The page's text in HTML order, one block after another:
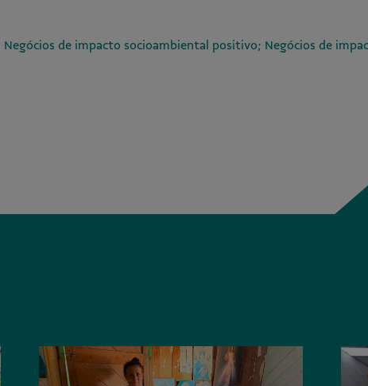
Negócios de impacto socioambiental positivo; Negócios de